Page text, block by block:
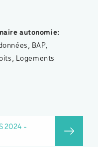
autonomie:
BAP,
Logements
2024 -